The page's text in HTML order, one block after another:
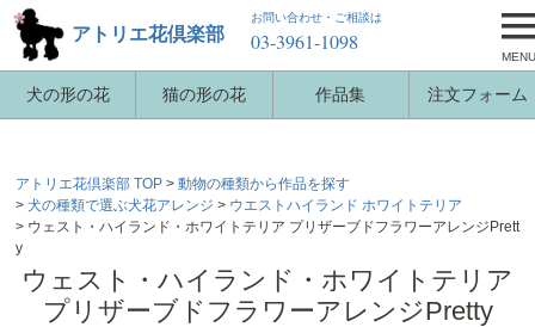
犬の形の花 猫の形の花 作品集 注文フォーム
アトリエ花倶楽部
お問い合わせ・ご相談は
03-3961-1098
MENU
アトリエ花倶楽部 TOP
動物の種類から作品を探す
犬の種類で選ぶ犬花アレンジ
ウエストハイランド ホワイトテリア
ウェスト・ハイランド・ホワイトテリア プリザーブドフラワーアレンジPrett
y
ウェスト・ハイランド・ホワイトテリア
プリザーブドフラワーアレンジPretty